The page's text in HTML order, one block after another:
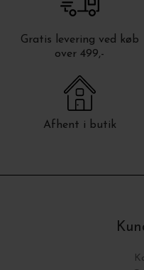
Gratis levering ved køb
over 499,-
Afhent i butik